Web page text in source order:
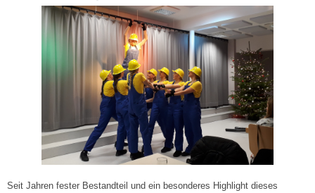
Seit Jahren fester Bestandteil und ein besonderes Highlight dieses